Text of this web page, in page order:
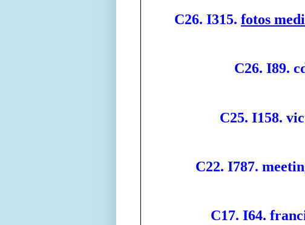
C26. I315. fotos
C26. I89.
C25. I158.
C22. I787.
C17. I64.